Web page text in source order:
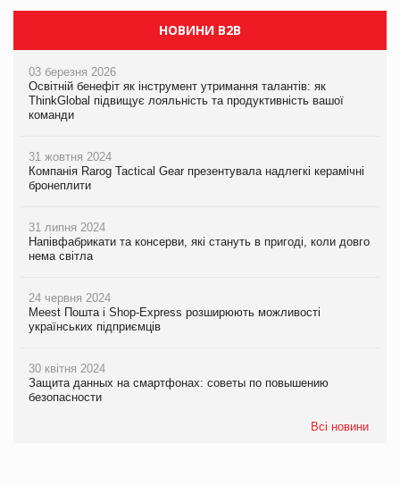
НОВИНИ B2B
03 березня 2026
Освітній бенефіт як інструмент утримання талантів: як
ThinkGlobal підвищує лояльність та продуктивність вашої
команди
31 жовтня 2024
Компанія Rarog Tactical Gear презентувала надлегкі керамічні
бронеплити
31 липня 2024
Напівфабрикати та консерви, які стануть в пригоді, коли довго
нема світла
24 червня 2024
Meest Пошта і Shop-Express розширюють можливості
українських підприємців
30 квітня 2024
Защита данных на смартфонах: советы по повышению
безопасности
Всі новини